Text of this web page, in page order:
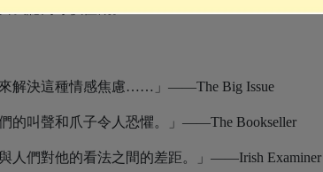
我認同等價值觀。
解決這種情感焦慮……」——The Big Issue
的叫聲和爪子令人恐懼。」——The Bookseller
人們對他的看法之間的差距。」——Irish Examiner